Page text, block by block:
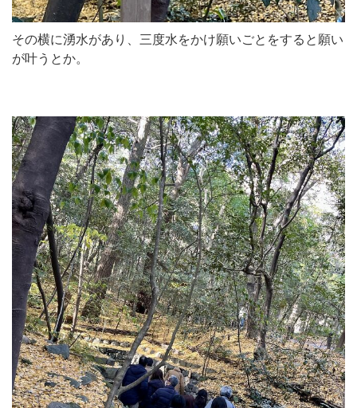
その横に湧水があり、三度水をかけ願いごとをすると願い
が叶うとか。